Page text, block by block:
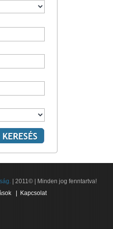
| 2011© | Minden jog fenntartva!
Kapcsolat